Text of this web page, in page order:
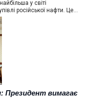
у світі
російської нафти. Це…
Президент вимагає